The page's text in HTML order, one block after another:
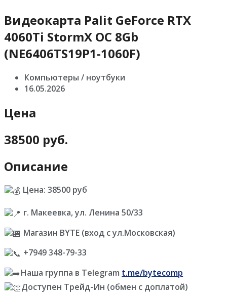
Видеокарта Palit GeForce RTX
4060Ti StormX OC 8Gb
(NE6406TS19P1-1060F)
Компьютеры / ноутбуки
16.05.2026
Цена
38500 руб.
Описание
Цена: 38500 руб
г. Макеевка, ул. Ленина 50/33
Магазин BYTE (вход с ул.Московская)
+7949 348-79-33
Наша группа в Telegram t.me/bytecomp
Доступен Трейд-Ин (обмен с доплатой)